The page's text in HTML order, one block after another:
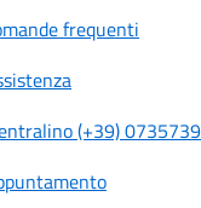
frequenti
(+39)